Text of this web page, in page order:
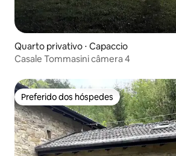
Quarto privativo ⋅ Capaccio
Casale Tommasini câmera 4
Preferido dos hóspedes
Preferido dos hóspedes